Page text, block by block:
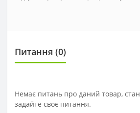
Питання (0)
Немає питань про даний товар,
задайте своє питання.